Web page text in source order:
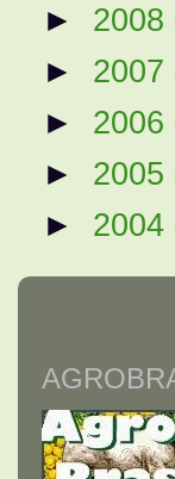
► 2008
► 2007
► 2006
► 2005
► 2004